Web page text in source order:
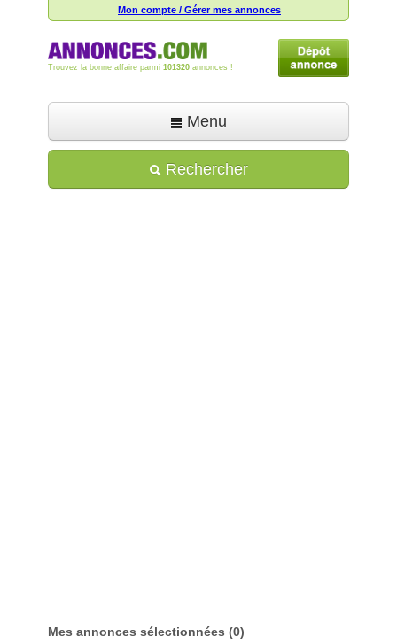
Mon compte / Gérer mes annonces
Trouvez la bonne affaire parmi 101320 annonces !
Menu
Déposer une annonce
Rechercher
Mes annonces sélectionnées (0)